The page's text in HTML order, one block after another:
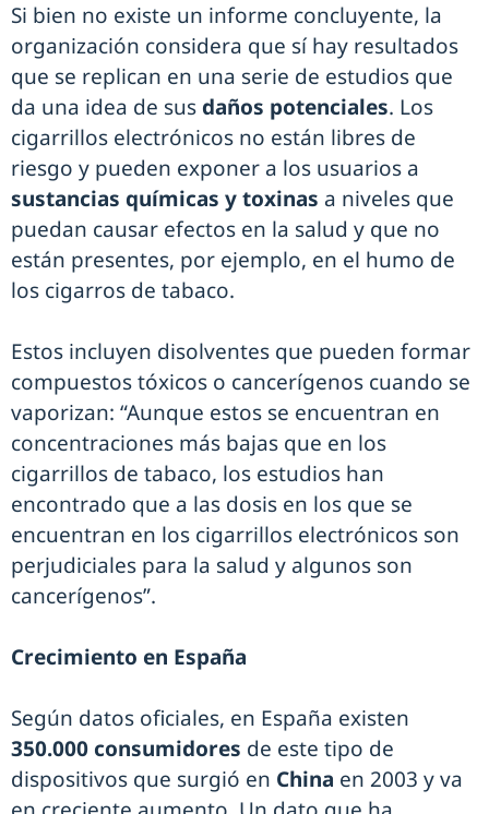
Si bien no existe un informe concluyente, la
organización considera que sí hay resultados
que se replican en una serie de estudios que
da una idea de sus daños potenciales. Los
cigarrillos electrónicos no están libres de
riesgo y pueden exponer a los usuarios a
sustancias químicas y toxinas a niveles que
puedan causar efectos en la salud y que no
están presentes, por ejemplo, en el humo de
los cigarros de tabaco.
Estos incluyen disolventes que pueden formar
compuestos tóxicos o cancerígenos cuando se
vaporizan: “Aunque estos se encuentran en
concentraciones más bajas que en los
cigarrillos de tabaco, los estudios han
encontrado que a las dosis en los que se
encuentran en los cigarrillos electrónicos son
perjudiciales para la salud y algunos son
cancerígenos”.
Crecimiento en España
Según datos oficiales, en España existen
350.000 consumidores de este tipo de
dispositivos que surgió en China en 2003 y va